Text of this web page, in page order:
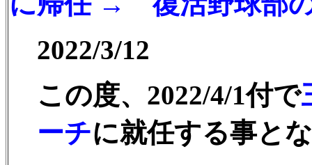
2022/3/
この度、2022/4/1付で
ーチに就任する事と